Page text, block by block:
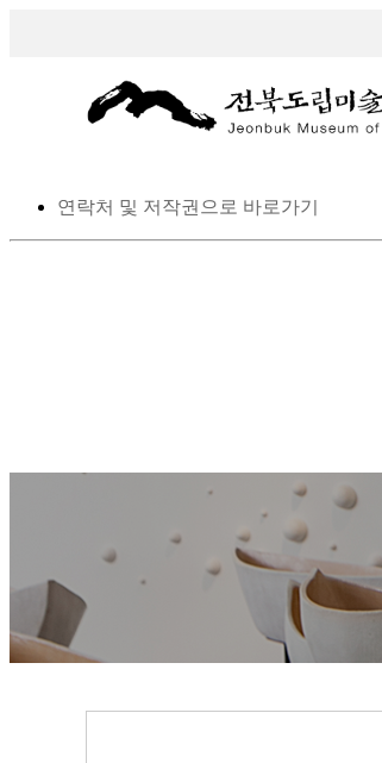
스킵 네비게이션
본문으로 바로가기
연락처 및 저작권으로 바로가기